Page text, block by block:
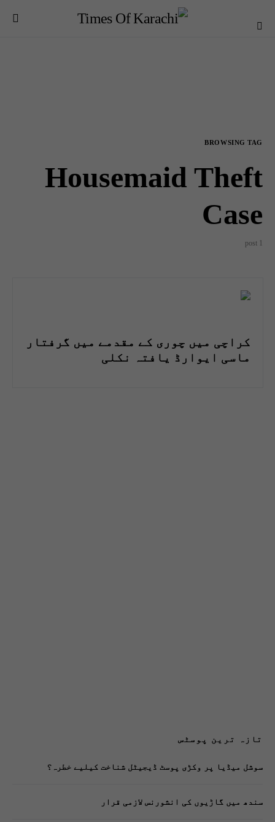
BROWSING TAG
Housemaid Theft
Case
1 post
کراچی میں چوری کے مقدمے میں گرفتار
ماسی ایوارڈ یافتہ نکلی
تازہ ترین پوسٹس
سوشل میڈیا پر وکڑی پوسٹ ڈیجیٹل شناخت کیلیے خطرہ؟
سندھ میں گاڑیوں کی انشورنس لازمی قرار